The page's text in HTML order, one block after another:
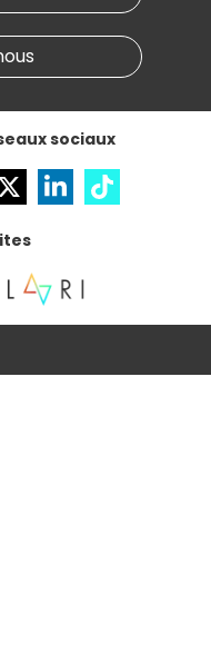
sociaux